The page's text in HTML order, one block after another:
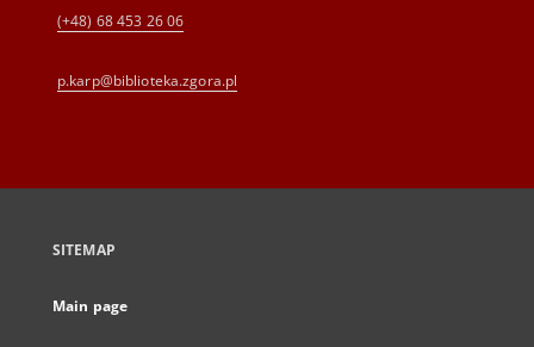
(+48) 68 453 26 06
p.karp@biblioteka.zgora.pl
SITEMAP
Main page